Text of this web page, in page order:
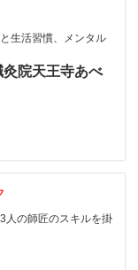
生活習慣、メンタル
院天王寺あべ
人の師匠のスキルを掛